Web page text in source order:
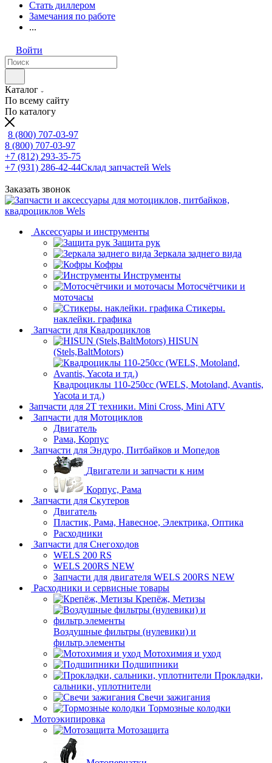
Стать диллером
Замечания по работе
...
Войти
Каталог
По всему сайту
По каталогу
8 (800) 707-03-97
8 (800) 707-03-97
+7 (812) 293-35-75
+7 (931) 286-42-44Склад запчастей Wels
Заказать звонок
Аксессуары и инструменты
Защита рук
Зеркала заднего вида
Кофры
Инструменты
Мотосчётчики и
моточасы
Стикеры.
наклейки. графика
Запчасти для Квадроциклов
HISUN
(Stels,BaltMotors)
Квадроциклы 110-250сс (WELS, Motoland, Avantis,
Yacota и тд.)
Запчасти для 2T техники. Mini Cross, Mini ATV
Запчасти для Мотоциклов
Двигатель
Рама, Корпус
Запчасти для Эндуро, Питбайков и Мопедов
Двигатели и запчасти к ним
Корпус, Рама
Запчасти для Скутеров
Двигатель
Пластик, Рама, Навесное, Электрика, Оптика
Расходники
Запчасти для Снегоходов
WELS 200 RS
WELS 200RS NEW
Запчасти для двигателя WELS 200RS NEW
Расходники и сервисные товары
Крепёж, Метизы
Воздушные фильтры (нулевики) и
фильтр.элементы
Мотохимия и уход
Подшипники
Прокладки,
сальники, уплотнители
Свечи зажигания
Тормозные колодки
Мотоэкипировка
Мотозащита